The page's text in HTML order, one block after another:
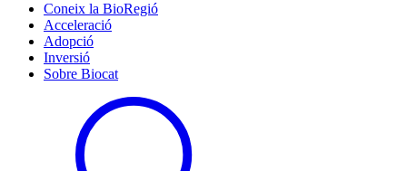
Coneix la BioRegió
Acceleració
Adopció
Inversió
Sobre Biocat